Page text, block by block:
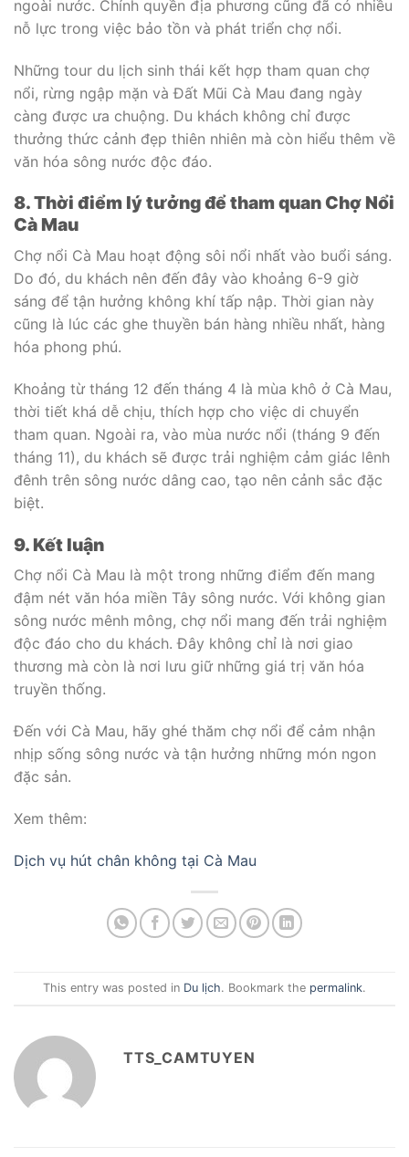
ngoài nước. Chính quyền địa phương cũng đã có nhiều
nỗ lực trong việc bảo tồn và phát triển chợ nổi.
Những tour du lịch sinh thái kết hợp tham quan chợ
nổi, rừng ngập mặn và Đất Mũi Cà Mau đang ngày
càng được ưa chuộng. Du khách không chỉ được
thưởng thức cảnh đẹp thiên nhiên mà còn hiểu thêm về
văn hóa sông nước độc đáo.
8. Thời điểm lý tưởng để tham quan Chợ Nổi
Cà Mau
Chợ nổi Cà Mau hoạt động sôi nổi nhất vào buổi sáng.
Do đó, du khách nên đến đây vào khoảng 6-9 giờ
sáng để tận hưởng không khí tấp nập. Thời gian này
cũng là lúc các ghe thuyền bán hàng nhiều nhất, hàng
hóa phong phú.
Khoảng từ tháng 12 đến tháng 4 là mùa khô ở Cà Mau,
thời tiết khá dễ chịu, thích hợp cho việc di chuyển
tham quan. Ngoài ra, vào mùa nước nổi (tháng 9 đến
tháng 11), du khách sẽ được trải nghiệm cảm giác lênh
đênh trên sông nước dâng cao, tạo nên cảnh sắc đặc
biệt.
9. Kết luận
Chợ nổi Cà Mau là một trong những điểm đến mang
đậm nét văn hóa miền Tây sông nước. Với không gian
sông nước mênh mông, chợ nổi mang đến trải nghiệm
độc đáo cho du khách. Đây không chỉ là nơi giao
thương mà còn là nơi lưu giữ những giá trị văn hóa
truyền thống.
Đến với Cà Mau, hãy ghé thăm chợ nổi để cảm nhận
nhịp sống sông nước và tận hưởng những món ngon
đặc sản.
Xem thêm:
Dịch vụ hút chân không tại Cà Mau
This entry was posted in Du lịch. Bookmark the permalink.
TTS_CAMTUYEN